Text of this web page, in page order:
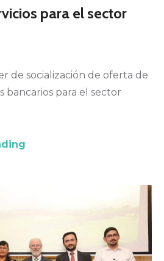
para el sector
de socialización de oferta de
bancarios para el sector